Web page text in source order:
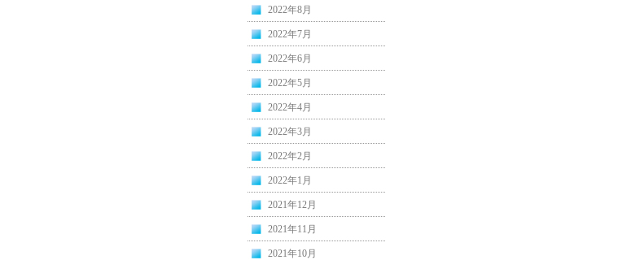
2022年8月
2022年7月
2022年6月
2022年5月
2022年4月
2022年3月
2022年2月
2022年1月
2021年12月
2021年11月
2021年10月